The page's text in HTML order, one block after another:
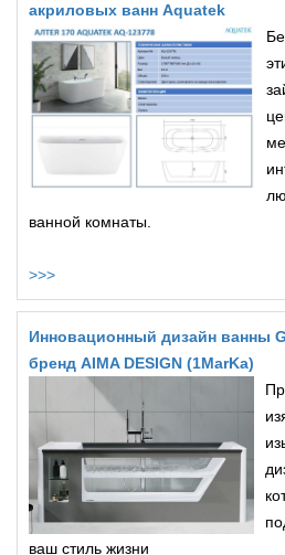
акриловых ванн Aquatek
ванной комнаты.
>>>
Инновационный дизайн ванны
бренд AIMA DESIGN (1MarKa)
ваш стиль жизни